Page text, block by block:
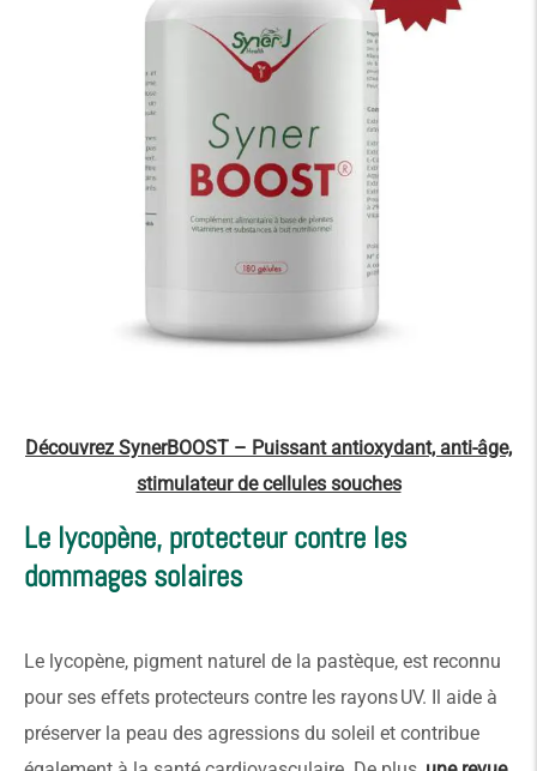
Découvrez SynerBOOST – Puissant antioxydant, anti-âge,
stimulateur de cellules souches
Le lycopène, protecteur contre les
dommages solaires
Le lycopène, pigment naturel de la pastèque, est reconnu
pour ses effets protecteurs contre les rayons UV. Il aide à
préserver la peau des agressions du soleil et contribue